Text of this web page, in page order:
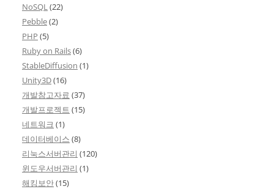
NoSQL (22)
Pebble(2)
PHP (5)
Ruby on Rails(6)
StableDiffusion (1)
Unity3D(16)
개발참고자료 (37)
개발프로젝트 (15)
네트워크 (1)
데이터베이스 (8)
리눅스서버관리 (120)
윈도우서버관리 (1)
해킹보안(15)